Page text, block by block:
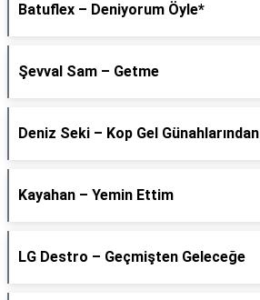
Batuflex – Deniyorum Öyle*
Şevval Sam – Getme
Deniz Seki – Kop Gel Günahlarından
Kayahan – Yemin Ettim
LG Destro – Geçmişten Geleceğe